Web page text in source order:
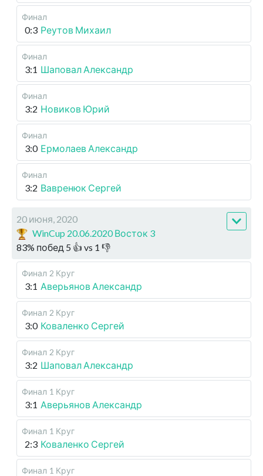
Финал
0:3 Реутов Михаил
Финал
3:1 Шаповал Александр
Финал
3:2 Новиков Юрий
Финал
3:0 Ермолаев Александр
Финал
3:2 Вавренюк Сергей
20 июня, 2020
WinCup 20.06.2020 Восток 3
83% побед 5 👍 vs 1 👎
Финал 2 Круг
3:1 Аверьянов Александр
Финал 2 Круг
3:0 Коваленко Сергей
Финал 2 Круг
3:2 Шаповал Александр
Финал 1 Круг
3:1 Аверьянов Александр
Финал 1 Круг
2:3 Коваленко Сергей
Финал 1 Круг